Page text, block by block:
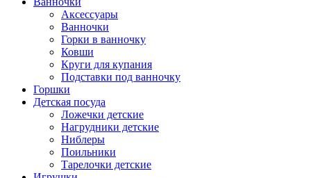
Аксессуары
Ванночки
Горки в ванночку
Ковши
Круги для купания
Подставки под ванночку
Горшки
Детская посуда
Ложечки детские
Нагрудники детские
Ниблеры
Поильники
Тарелочки детские